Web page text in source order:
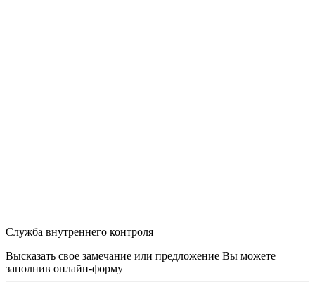
Служба внутреннего контроля
Высказать свое замечание или предложение Вы можете
заполнив онлайн-форму